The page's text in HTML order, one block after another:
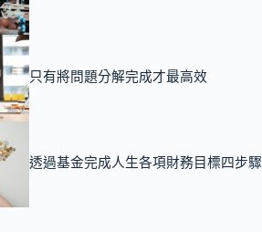
只有將問題分解完成才最高效
透過基金完成人生各項財務目標四步驟